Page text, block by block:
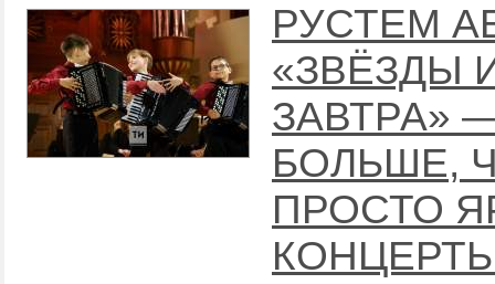
РУСТЕМ
«ЗВЁЗДЫ
ЗАВТРА»
БОЛЬШЕ,
ПРОСТО